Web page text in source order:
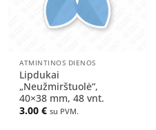
ATMINTINOS DIENOS
Lipdukai
„Neužmirštuolė“,
40×38 mm, 48 vnt.
3.00€ su PVM.